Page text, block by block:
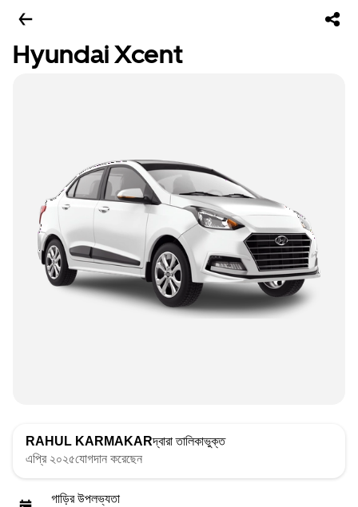
Hyundai Xcent
RAHUL KARMAKARদ্বারা তালিকাভুক্ত
এপ্রি ২০২৫যোগদান করেছেন
গাড়ির উপলভ্যতা